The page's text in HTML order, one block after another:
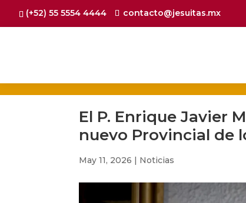
(+52) 55 5554 4444 contacto@jesuitas.mx
El P. Enrique Javier
nuevo Provincial de
May 11, 2026 | Noticias